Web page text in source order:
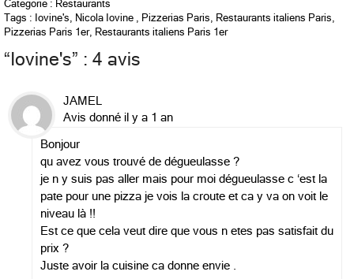
Catégorie : Restaurants
Tags : Iovine's, Nicola Iovine , Pizzerias Paris, Restaurants italiens Paris,
Pizzerias Paris 1er, Restaurants italiens Paris 1er
“ Iovine's” : 4 avis
JAMEL
Avis donné il y a 1 an
Bonjour
qu avez vous trouvé de dégueulasse ?
je n y suis pas aller mais pour moi dégueulasse c ‘est la
pate pour une pizza je vois la croute et ca y va on voit le
niveau là !!
Est ce que cela veut dire que vous n etes pas satisfait du
prix ?
Juste avoir la cuisine ca donne envie .